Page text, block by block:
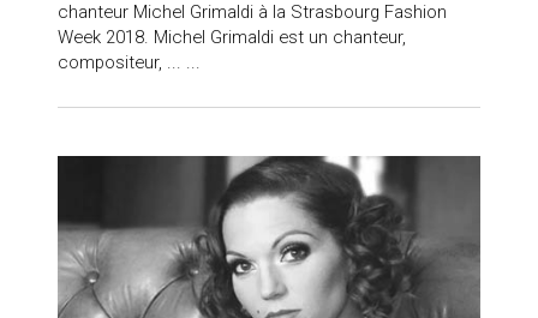
chanteur Michel Grimaldi à la Strasbourg Fashion
Week 2018. Michel Grimaldi est un chanteur,
compositeur, ... ...